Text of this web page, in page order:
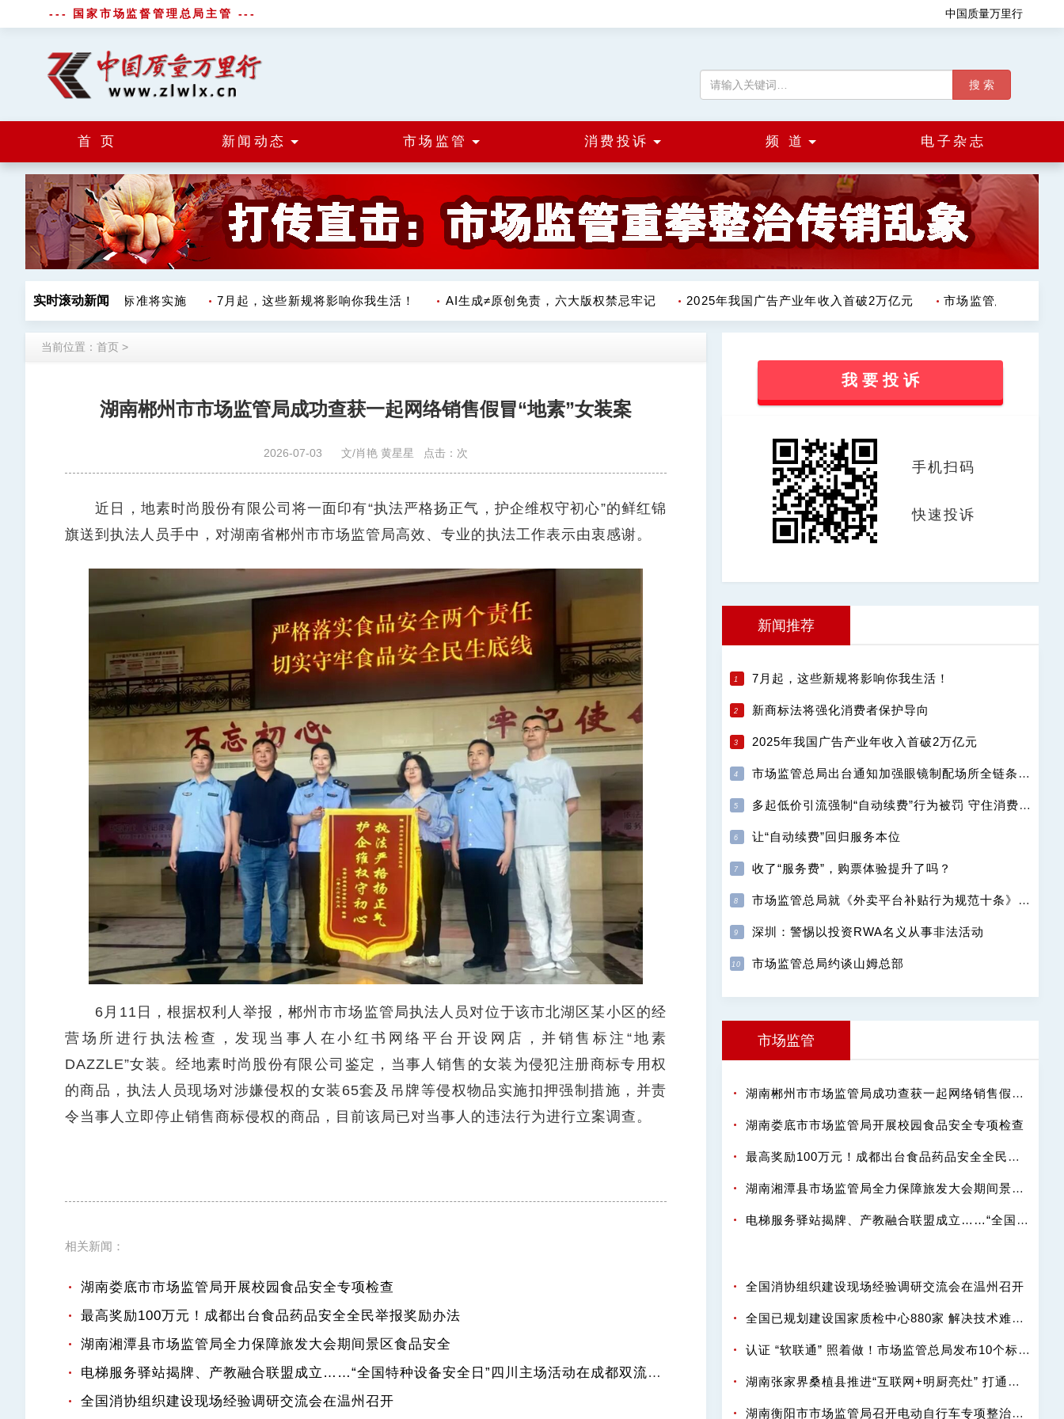
--- 国家市场监督管理总局主管 --- 中国质量万里行
搜 索
首 页 新闻动态 市场监管 消费投诉 频 道 电子杂志
实时滚动新闻
7月1日起 一批国家标准将实施 7月起，这些新规将影响你我生活！ AI生成≠原创免责，六大版权禁忌牢记 2025年我国广告产业年收入首破2万亿元 市场监管总局出台通
当前位置： 首页 >
湖南郴州市市场监管局成功查获一起网络销售假冒“地素”女装案
2026-07-03 文/肖艳 黄星星 点击： 次
近日，地素时尚股份有限公司将一面印有“执法严格扬正气，护企维权守初心”的鲜红锦
旗送到执法人员手中，对湖南省郴州市市场监管局高效、专业的执法工作表示由衷感谢。
6月11日，根据权利人举报，郴州市市场监管局执法人员对位于该市北湖区某小区的经
营场所进行执法检查，发现当事人在小红书网络平台开设网店，并销售标注“地素
DAZZLE”女装。经地素时尚股份有限公司鉴定，当事人销售的女装为侵犯注册商标专用权
的商品，执法人员现场对涉嫌侵权的女装65套及吊牌等侵权物品实施扣押强制措施，并责
令当事人立即停止销售商标侵权的商品，目前该局已对当事人的违法行为进行立案调查。
相关新闻：
湖南娄底市市场监管局开展校园食品安全专项检查
最高奖励100万元！成都出台食品药品安全全民举报奖励办法
湖南湘潭县市场监管局全力保障旅发大会期间景区食品安全
电梯服务驿站揭牌、产教融合联盟成立……“全国特种设备安全日”四川主场活动在成都双流举行
全国消协组织建设现场经验调研交流会在温州召开
我 要 投 诉
手机扫码
快速投诉
新闻推荐
7月起，这些新规将影响你我生活！
新商标法将强化消费者保护导向
2025年我国广告产业年收入首破2万亿元
市场监管总局出台通知加强眼镜制配场所全链条计量监管
多起低价引流强制“自动续费”行为被罚 守住消费者自主选择权
让“自动续费”回归服务本位
收了“服务费”，购票体验提升了吗？
市场监管总局就《外卖平台补贴行为规范十条》公开征求意见
深圳：警惕以投资RWA名义从事非法活动
市场监管总局约谈山姆总部
市场监管
湖南郴州市市场监管局成功查获一起网络销售假冒“地素”女装案
湖南娄底市市场监管局开展校园食品安全专项检查
最高奖励100万元！成都出台食品药品安全全民举报奖励办法
湖南湘潭县市场监管局全力保障旅发大会期间景区食品安全
电梯服务驿站揭牌、产教融合联盟成立……“全国特种设备安全日”四川主场活动在成都双流举行
全国消协组织建设现场经验调研交流会在温州召开
全国已规划建设国家质检中心880家 解决技术难题近两千项
认证 “软联通” 照着做！市场监管总局发布10个标杆案例
湖南张家界桑植县推进“互联网+明厨亮灶” 打通智慧监管“最后一公里”
湖南衡阳市市场监管局召开电动自行车专项整治暨集中行政约谈会